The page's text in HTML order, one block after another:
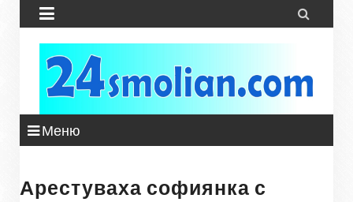
 
Меню
Арестуваха софиянка с